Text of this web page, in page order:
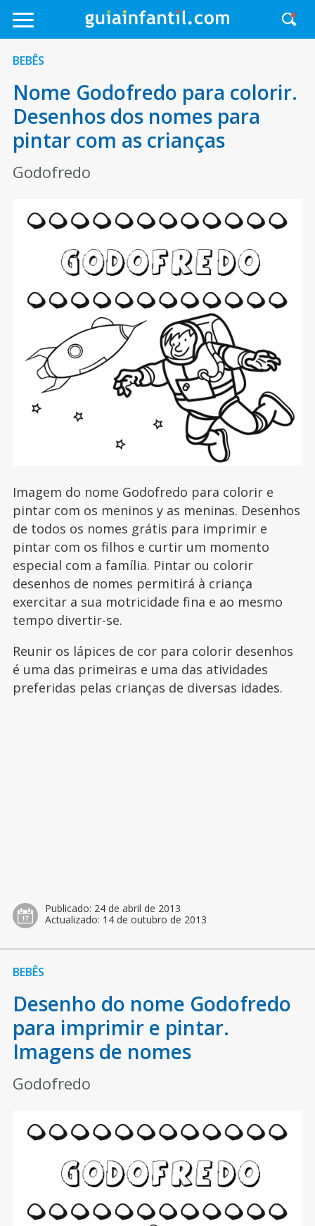
BEBÊS
Nome Godofredo para colorir.
Desenhos dos nomes para
pintar com as crianças
Godofredo
Imagem do nome Godofredo para colorir e
pintar com os meninos y as meninas. Desenhos
de todos os nomes grátis para imprimir e
pintar com os filhos e curtir um momento
especial com a família. Pintar ou colorir
desenhos de nomes permitirá à criança
exercitar a sua motricidade fina e ao mesmo
tempo divertir-se.
Reunir os lápices de cor para colorir desenhos
é uma das primeiras e uma das atividades
preferidas pelas crianças de diversas idades.
Publicado: 24 de abril de 2013
Actualizado: 14 de outubro de 2013
BEBÊS
Desenho do nome Godofredo
para imprimir e pintar.
Imagens de nomes
Godofredo